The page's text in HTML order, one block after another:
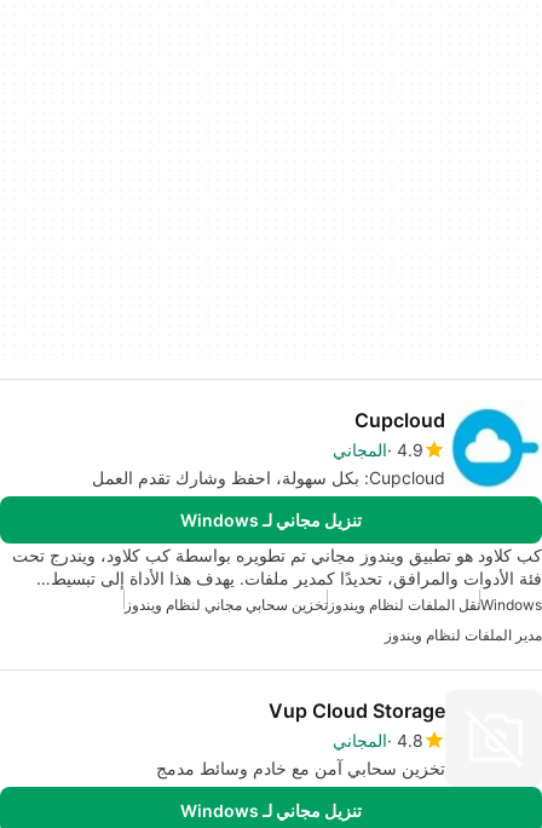
Cupcloud
4.9 المجاني
Cupcloud: بكل سهولة، احفظ وشارك تقدم العمل
تنزيل مجاني لـ Windows
كب كلاود هو تطبيق ويندوز مجاني تم تطويره بواسطة كب كلاود، ويندرج تحت
فئة الأدوات والمرافق، تحديدًا كمدير ملفات. يهدف هذا الأداة إلى تبسيط…
Windowsنقل الملفات لنظام ويندوز تخزين سحابي مجاني لنظام ويندوز
مدير الملفات لنظام ويندوز
Vup Cloud Storage
4.8 المجاني
تخزين سحابي آمن مع خادم وسائط مدمج
تنزيل مجاني لـ Windows